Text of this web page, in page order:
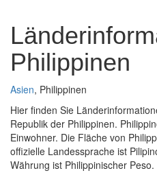
Philippinen
Asien, Philippinen
Hier finden Sie
Republik der Philippinen.
Einwohner. Die Fläche von
offizielle Landessprache ist
Währung ist Philippinischer Peso.